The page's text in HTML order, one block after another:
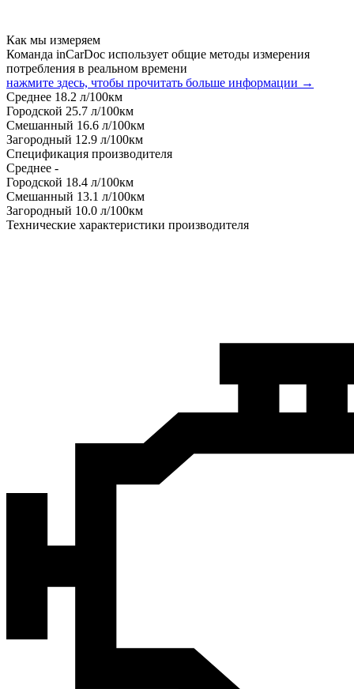
Как мы измеряем
Команда inCarDoc использует общие методы измерения
потребления в реальном времени
нажмите здесь, чтобы прочитать больше информации →
Среднее 18.2 л/100км
Городской 25.7 л/100км
Смешанный 16.6 л/100км
Загородный 12.9 л/100км
Спецификация производителя
Среднее -
Городской 18.4 л/100км
Смешанный 13.1 л/100км
Загородный 10.0 л/100км
Технические характеристики производителя